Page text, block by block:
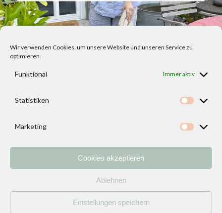
Wir verwenden Cookies, um unsere Website und unseren Service zu
optimieren.
Funktional Immer aktiv
Statistiken
Marketing
Cookies akzeptieren
Ablehnen
Einstellungen speichern
Kontakt
Impressum/ Datenschutzerklärung